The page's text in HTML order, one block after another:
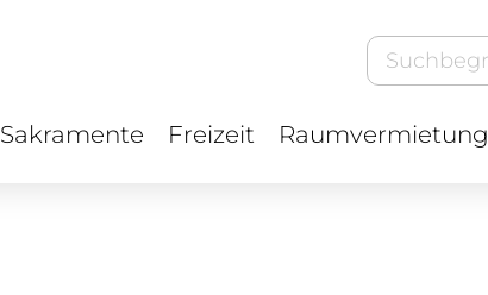
Sakramente Freizeit Raumvermietung